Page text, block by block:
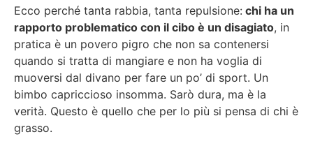
Ecco perché tanta rabbia, tanta repulsione: chi ha un
rapporto problematico con il cibo è un disagiato, in
pratica è un povero pigro che non sa contenersi
quando si tratta di mangiare e non ha voglia di
muoversi dal divano per fare un po’ di sport. Un
bimbo capriccioso insomma. Sarò dura, ma è la
verità. Questo è quello che per lo più si pensa di chi è
grasso.